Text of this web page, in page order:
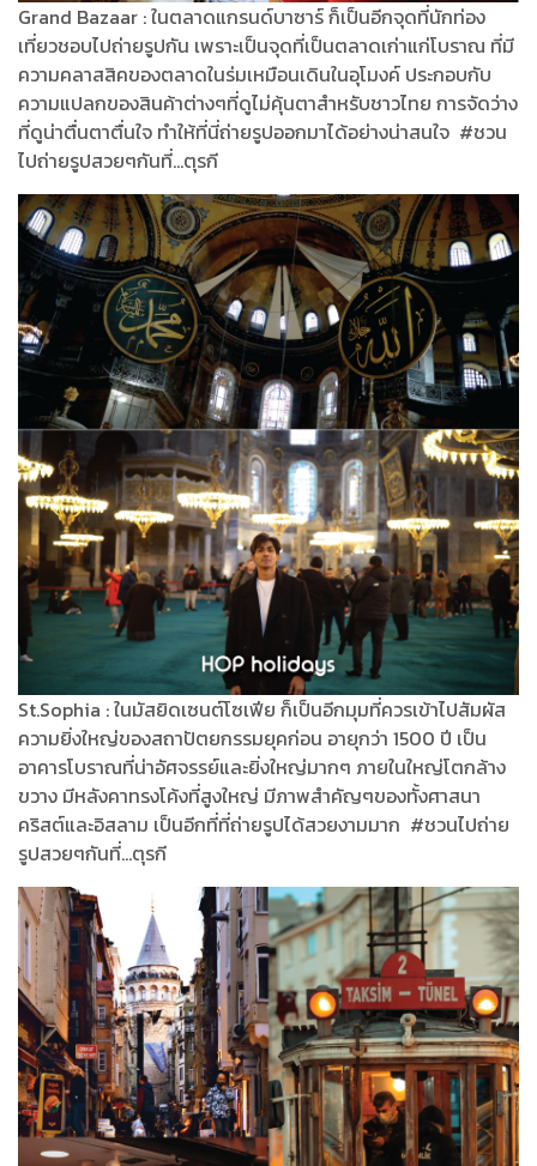
Grand Bazaar : ในตลาดแกรนด์บาซาร์ ก็เป็นอีกจุดที่นักท่อง
เที่ยวชอบไปถ่ายรูปกัน เพราะเป็นจุดที่เป็นตลาดเก่าแก่โบราณ ที่มี
ความคลาสสิคของตลาดในร่มเหมือนเดินในอุโมงค์ ประกอบกับ
ความแปลกของสินค้าต่างๆที่ดูไม่คุ้นตาสำหรับชาวไทย การจัดว่าง
ที่ดูน่าตื่นตาตื่นใจ ทำให้ที่นี่ถ่ายรูปออกมาได้อย่างน่าสนใจ #ชวน
ไปถ่ายรูปสวยๆกันที่...ตุรกี
St.Sophia : ในมัสยิดเซนต์โซเฟีย ก็เป็นอีกมุมที่ควรเข้าไปสัมผัส
ความยิ่งใหญ่ของสถาปัตยกรรมยุคก่อน อายุกว่า 1500 ปี เป็น
อาคารโบราณที่น่าอัศจรรย์และยิ่งใหญ่มากๆ ภายในใหญ่โตกล้าง
ขวาง มีหลังคาทรงโค้งที่สูงใหญ่ มีภาพสำคัญๆของทั้งศาสนา
คริสต์และอิสลาม เป็นอีกที่ที่ถ่ายรูปได้สวยงามมาก #ชวนไปถ่าย
รูปสวยๆกันที่...ตุรกี